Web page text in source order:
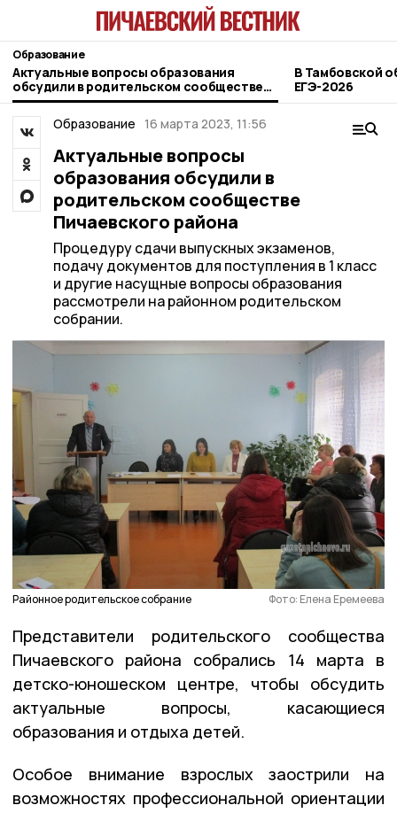
Образование
Актуальные вопросы образования
обсудили в родительском сообществе
Пичаевского района
В Тамбовской
ЕГЭ-2026
Образование 16 марта 2023, 11:56
Актуальные вопросы
образования обсудили в
родительском сообществе
Пичаевского района
Процедуру сдачи выпускных экзаменов,
подачу документов для поступления в 1 класс
и другие насущные вопросы образования
рассмотрели на районном родительском
собрании.
Районное родительское собрание Фото: Елена Еремеева
Представители родительского сообщества
Пичаевского района собрались 14 марта в
детско-юношеском центре, чтобы обсудить
актуальные вопросы, касающиеся
образования и отдыха детей.
Особое внимание взрослых заострили на
возможностях профессиональной ориентации